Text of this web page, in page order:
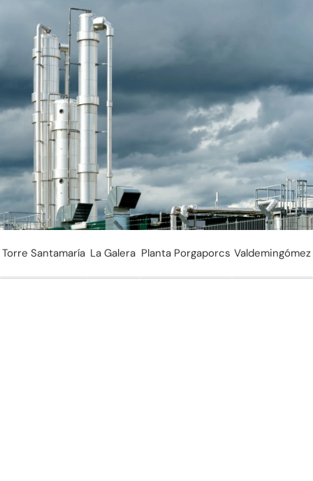
Proyectos de
Biometano
Torre Santamaría La Galera Planta Porgaporcs Valdemingómez